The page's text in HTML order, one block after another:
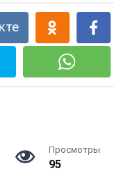
Просмотры
95